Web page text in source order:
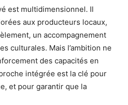
est multidimensionnel. Il
aux producteurs locaux,
un accompagnement
culturales. Mais l’ambition ne
des capacités en
intégrée est la clé pour
et pour garantir que la